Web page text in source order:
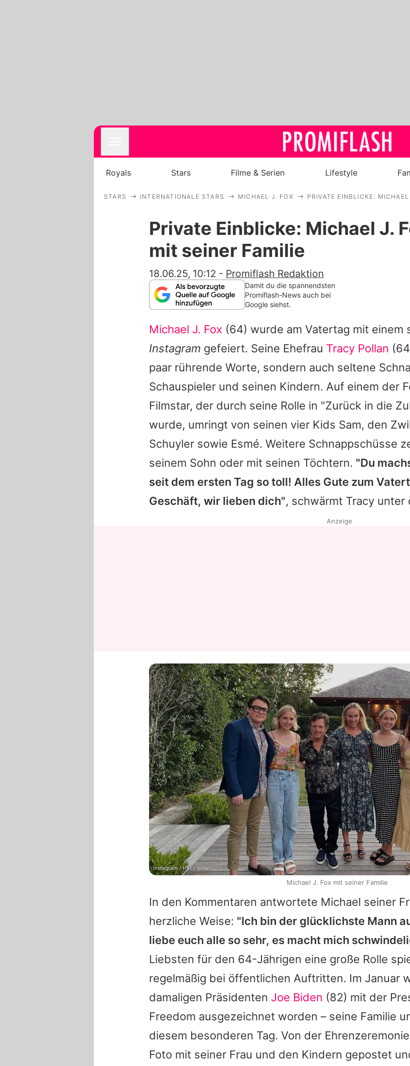
Royals
Stars
Familie & Liebe
Alle Themen auf Promiflash
App runterladen
Team
Redaktionelle Richtlinien
Impressum
Datenschutzerklärung
Nutzungsbedingungen
Royals Stars Filme & Serien Lifestyle
STARS INTERNATIONALE STARS MICHAEL J. FOX PRIVATE EINBLICKE:
Private Einblicke: Michael J.
mit seiner Familie
18.06.25, 10:12 - Promiflash Redaktion
Damit du die spannendsten
Promiflash-News auch bei
Google siehst.
Michael J. Fox (64) wurde am Vatertag mit einem
Instagram gefeiert. Seine Ehefrau Tracy Pollan
paar rührende Worte, sondern auch seltene
Schauspieler und seinen Kindern. Auf einem der
Filmstar, der durch seine Rolle in "Zurück in die
wurde, umringt von seinen vier Kids Sam, den
Schuyler sowie Esmé. Weitere Schnappschüsse
seinem Sohn oder mit seinen Töchtern. "Du
seit dem ersten Tag so toll! Alles Gute zum
Geschäft, wir lieben dich", schwärmt Tracy unter
In den Kommentaren antwortete Michael seiner
herzliche Weise: "Ich bin der glücklichste Mann
liebe euch alle so sehr, es macht mich
Liebsten für den 64-Jährigen eine große Rolle
regelmäßig bei öffentlichen Auftritten. Im Januar
damaligen Präsidenten Joe Biden (82) mit der
Freedom ausgezeichnet worden – seine Familie
diesem besonderen Tag. Von der
Foto mit seiner Frau und den Kindern gepostet
Anzeige
Instagram / tracy.pollan
Michael J. Fox mit seiner Familie